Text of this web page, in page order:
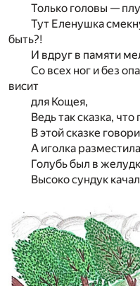
Только головы —
Тут Еленушка
быть?!
И вдруг в памяти
Со всех ног и без
висит
для Кощея,
Ведь так сказка, что
В этой сказке
А иголка
Голубь был в
Высоко сундук